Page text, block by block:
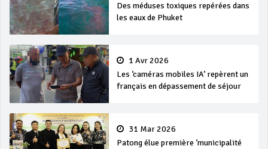
Des méduses toxiques repérées dans
les eaux de Phuket
1 Avr 2026
Les ‘caméras mobiles IA’ repèrent un
français en dépassement de séjour
31 Mar 2026
Patong élue première ‘municipalité